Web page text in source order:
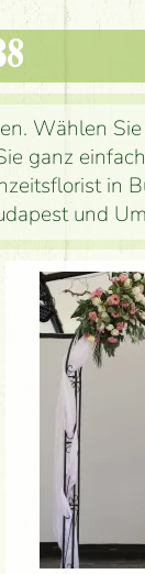
Wählen Sie
ganz
in
und